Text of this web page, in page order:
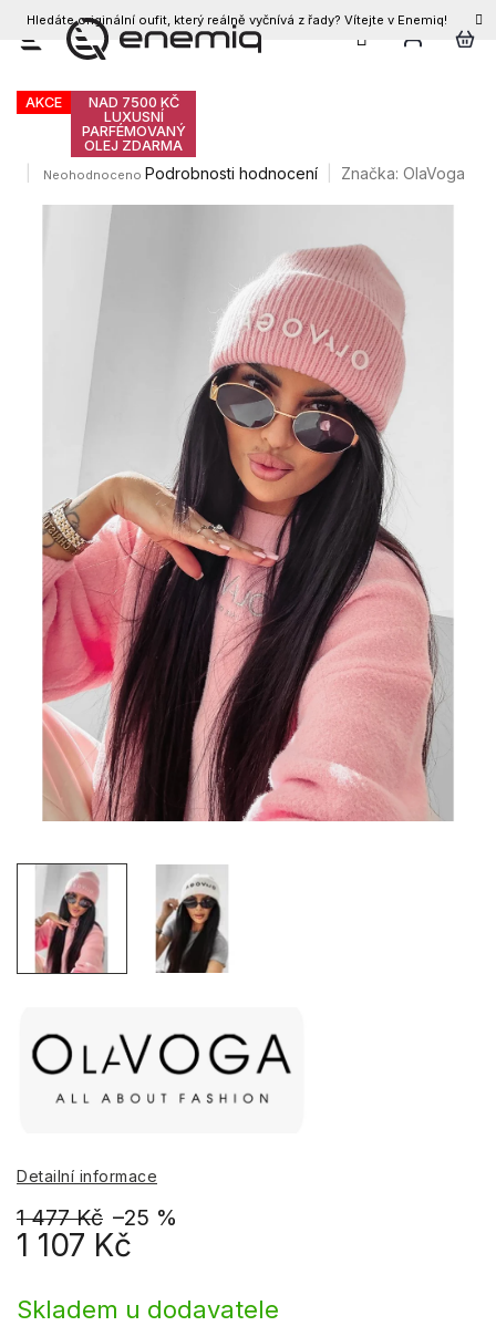
Přejít
Hledáte originální oufit, který reálně vyčnívá z řady? Vítejte v Enemiq!
CZK
Olavoga Medina čepice
AKCE
NAD 7500 KČ
LUXUSNÍ
PARFÉMOVANÝ
OLEJ ZDARMA
Průměrné
Neohodnoceno Podrobnosti hodnocení Značka: OlaVoga
1 477 Kč –25 %
1 107 Kč
cena:
Skladem u dodavatele
Detailní informace